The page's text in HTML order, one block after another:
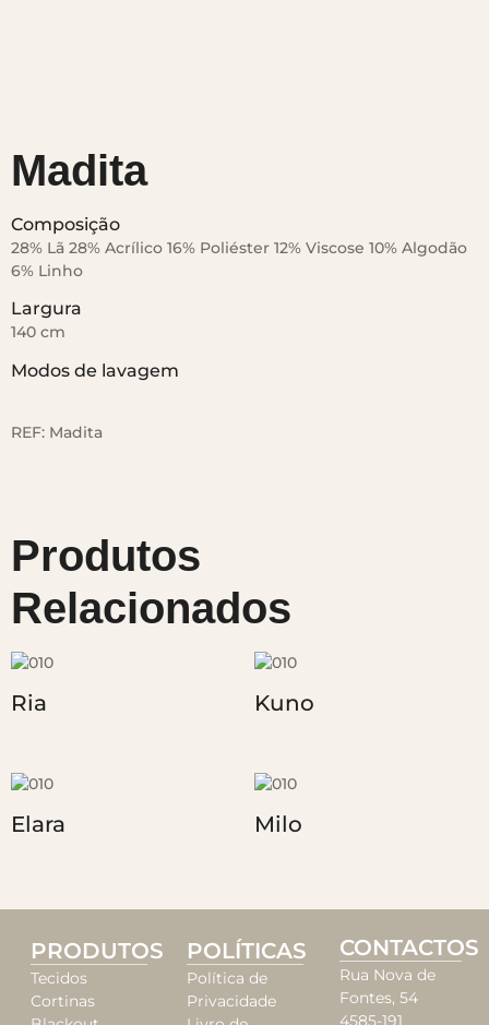
Madita
Composição
28% Lã 28% Acrílico 16% Poliéster 12% Viscose 10% Algodão
6% Linho
Largura
140 cm
Modos de lavagem
REF: Madita
Produtos
Relacionados
Ria Kuno
Elara Milo
PRODUTOS
Tecidos
Cortinas
POLÍTICAS
Política de
Privacidade
CONTACTOS
Rua Nova de
Fontes, 54
4585-191